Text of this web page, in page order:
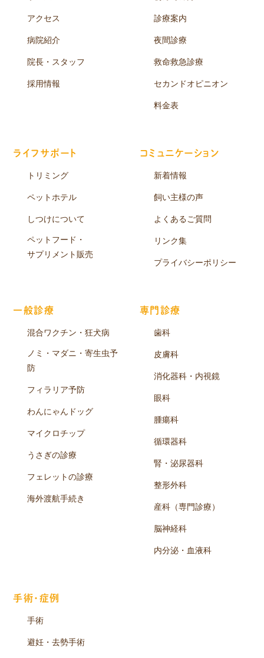
アクセス
病院紹介
院長・スタッフ
採用情報
診療案内
夜間診療
救命救急診療
セカンドオピニオン
料金表
ライフサポート
トリミング
ペットホテル
しつけについて
ペットフード・
サプリメント販売
コミュニケーション
新着情報
飼い主様の声
よくあるご質問
リンク集
プライバシーポリシー
一般診療
混合ワクチン・狂犬病
ノミ・マダニ・寄生虫予
防
フィラリア予防
わんにゃんドッグ
マイクロチップ
うさぎの診療
フェレットの診療
海外渡航手続き
専門診療
歯科
皮膚科
消化器科・内視鏡
眼科
腫瘍科
循環器科
腎・泌尿器科
整形外科
産科（専門診療）
脳神経科
内分泌・血液科
手術・症例
手術
避妊・去勢手術